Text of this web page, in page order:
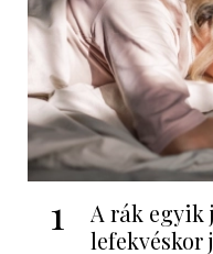
1
A rák egyik
lefekvéskor